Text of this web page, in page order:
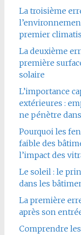
La troisième
premier
La deuxième
première
solaire
L’importance
extérieures :
ne pénètre
Pourquoi les
faible des
l’impact des
Le soleil : le
dans les
La première
après son
Comprendre